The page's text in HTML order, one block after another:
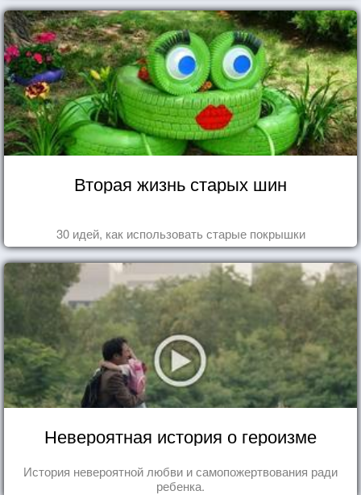
Вторая жизнь старых шин
30 идей, как использовать старые покрышки
Невероятная история о героизме
История невероятной любви и самопожертвования ради
ребенка.